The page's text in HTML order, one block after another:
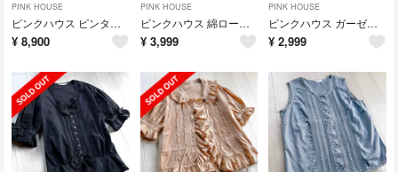
PINK HOUSE
ピンクハウス ピンタック ピコフリル サテンリボン 白 スカート
¥ 8,900
PINK HOUSE
ピンクハウス 綿ローン ピコフリル 白 ブラウス
¥ 3,999
PINK HOUSE
ピンクハウス ガーゼ素材 リボン ロゴプリント 白 ブラウス
¥ 2,999